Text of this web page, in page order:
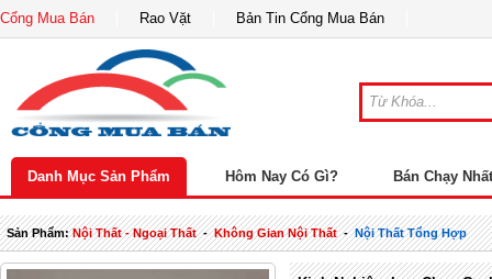
Cổng Mua Bán Rao Vặt Bản Tin Cổng Mua Bán
Danh Mục Sản Phẩm Hôm Nay Có Gì? Bán Chạy Nhất
Sản Phẩm:Nội Thất - Ngoại Thất-Không Gian Nội Thất-Nội Thất Tổng Hợp